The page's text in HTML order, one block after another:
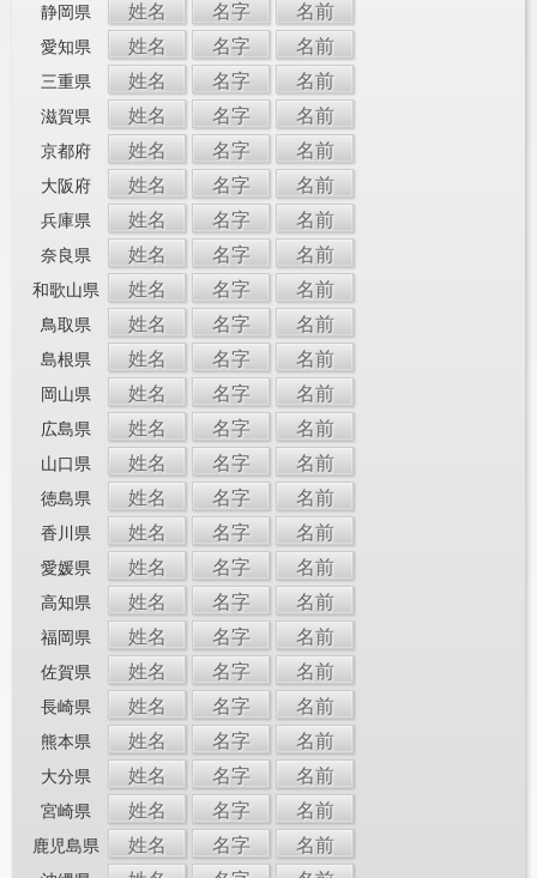
静岡県 姓名 名字 名前
愛知県 姓名 名字 名前
三重県 姓名 名字 名前
滋賀県 姓名 名字 名前
京都府 姓名 名字 名前
大阪府 姓名 名字 名前
兵庫県 姓名 名字 名前
奈良県 姓名 名字 名前
和歌山県 姓名 名字 名前
鳥取県 姓名 名字 名前
島根県 姓名 名字 名前
岡山県 姓名 名字 名前
広島県 姓名 名字 名前
山口県 姓名 名字 名前
徳島県 姓名 名字 名前
香川県 姓名 名字 名前
愛媛県 姓名 名字 名前
高知県 姓名 名字 名前
福岡県 姓名 名字 名前
佐賀県 姓名 名字 名前
長崎県 姓名 名字 名前
熊本県 姓名 名字 名前
大分県 姓名 名字 名前
宮崎県 姓名 名字 名前
鹿児島県 姓名 名字 名前